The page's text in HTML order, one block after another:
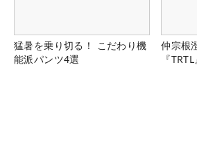
猛暑を乗り切る！ こだわり機
能派パンツ4選
仲宗根
『